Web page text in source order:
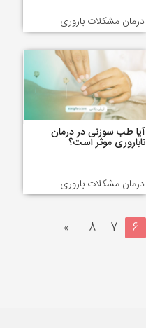
درمان مشکلات باروری
آیا طب سوزنی در درمان
ناباروری موثر است؟
درمان مشکلات باروری
6
7
8
»